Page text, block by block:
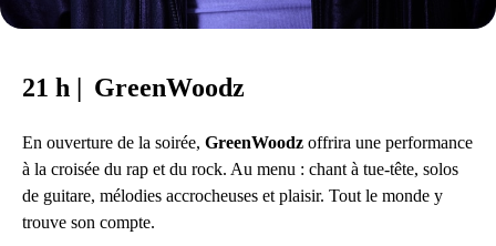
21 h | GreenWoodz
En ouverture de la soirée, GreenWoodz offrira une performance
à la croisée du rap et du rock. Au menu : chant à tue-tête, solos
de guitare, mélodies accrocheuses et plaisir. Tout le monde y
trouve son compte.